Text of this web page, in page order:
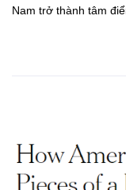
Nam trở thành tâm